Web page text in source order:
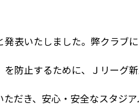
表いたしました。弊クラブ
防止するために、Ｊリーグ
だき、安心・安全なスタジ